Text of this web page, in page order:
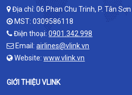
Địa chỉ: 06 Phan Chu Trinh, P. Tân Sơn
MST: 0309586118
Điện thoại:0901.342.998
Email:airlines@vlink.vn
Website:www.vlink.vn
GIỚI THIỆU VLINK